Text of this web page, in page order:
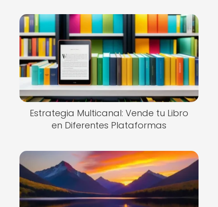
Estrategia Multicanal: Vende tu Libro
en Diferentes Plataformas